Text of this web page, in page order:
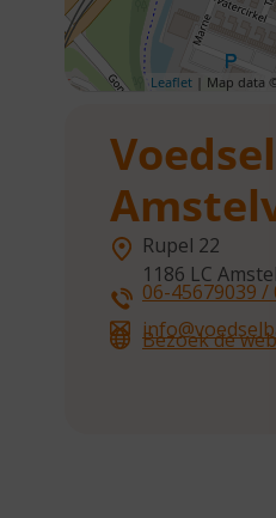
Leaflet | Map data
Rupel 22
1186 LC
06-45679039 /
Bezoek de